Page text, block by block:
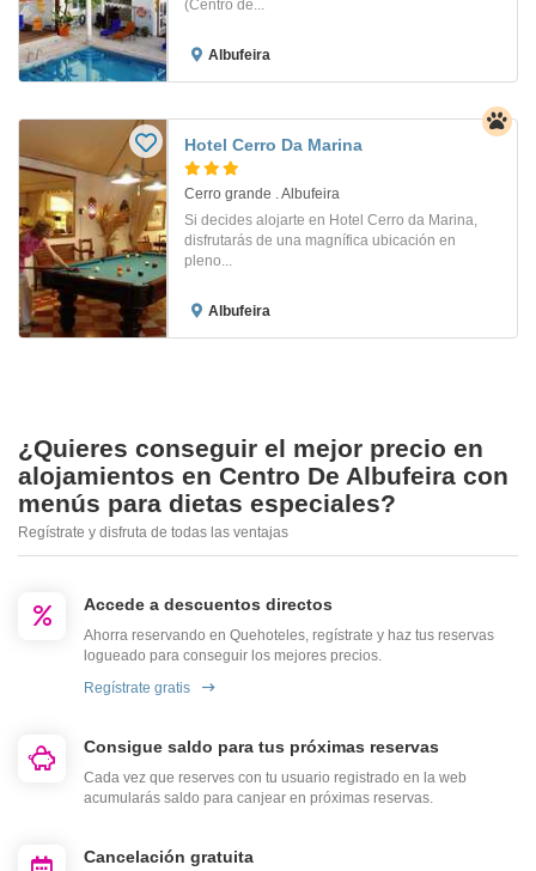
(Centro de...
Albufeira
Hotel Cerro Da Marina
Cerro grande . Albufeira
Si decides alojarte en Hotel Cerro da Marina,
disfrutarás de una magnífica ubicación en
pleno...
Albufeira
¿Quieres conseguir el mejor precio en
alojamientos en Centro De Albufeira con
menús para dietas especiales?
Regístrate y disfruta de todas las ventajas
Accede a descuentos directos
Ahorra reservando en Quehoteles, regístrate y haz tus reservas
logueado para conseguir los mejores precios.
Regístrate gratis
Consigue saldo para tus próximas reservas
Cada vez que reserves con tu usuario registrado en la web
acumularás saldo para canjear en próximas reservas.
Cancelación gratuita